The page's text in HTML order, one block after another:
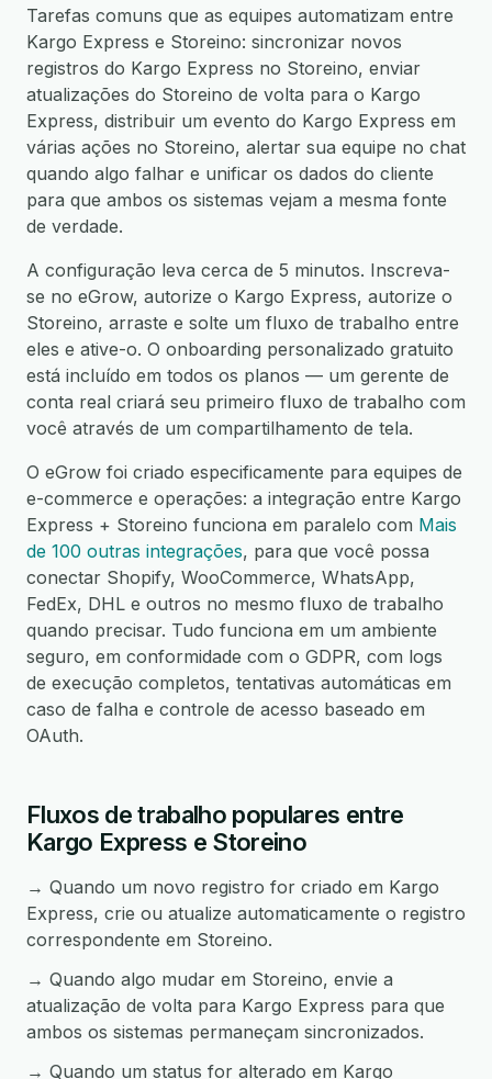
Tarefas comuns que as equipes automatizam entre
Kargo Express e Storeino: sincronizar novos
registros do Kargo Express no Storeino, enviar
atualizações do Storeino de volta para o Kargo
Express, distribuir um evento do Kargo Express em
várias ações no Storeino, alertar sua equipe no chat
quando algo falhar e unificar os dados do cliente
para que ambos os sistemas vejam a mesma fonte
de verdade.
A configuração leva cerca de 5 minutos. Inscreva-
se no eGrow, autorize o Kargo Express, autorize o
Storeino, arraste e solte um fluxo de trabalho entre
eles e ative-o. O onboarding personalizado gratuito
está incluído em todos os planos — um gerente de
conta real criará seu primeiro fluxo de trabalho com
você através de um compartilhamento de tela.
O eGrow foi criado especificamente para equipes de
e-commerce e operações: a integração entre Kargo
Express + Storeino funciona em paralelo com Mais
de 100 outras integrações, para que você possa
conectar Shopify, WooCommerce, WhatsApp,
FedEx, DHL e outros no mesmo fluxo de trabalho
quando precisar. Tudo funciona em um ambiente
seguro, em conformidade com o GDPR, com logs
de execução completos, tentativas automáticas em
caso de falha e controle de acesso baseado em
OAuth.
Fluxos de trabalho populares entre
Kargo Express e Storeino
→ Quando um novo registro for criado em Kargo
Express, crie ou atualize automaticamente o registro
correspondente em Storeino.
→ Quando algo mudar em Storeino, envie a
atualização de volta para Kargo Express para que
ambos os sistemas permaneçam sincronizados.
→ Quando um status for alterado em Kargo